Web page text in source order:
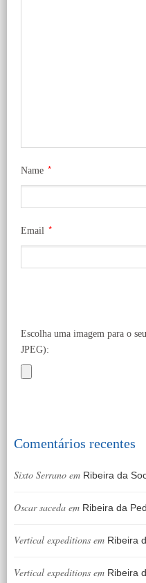
Name *
Email *
Escolha uma imagem para o
JPEG):
Comentários recentes
Sixto Serrano em Ribeira da
Oscar saceda em Ribeira da
Vertical expeditions em Ribeira
Vertical expeditions em Ribeira